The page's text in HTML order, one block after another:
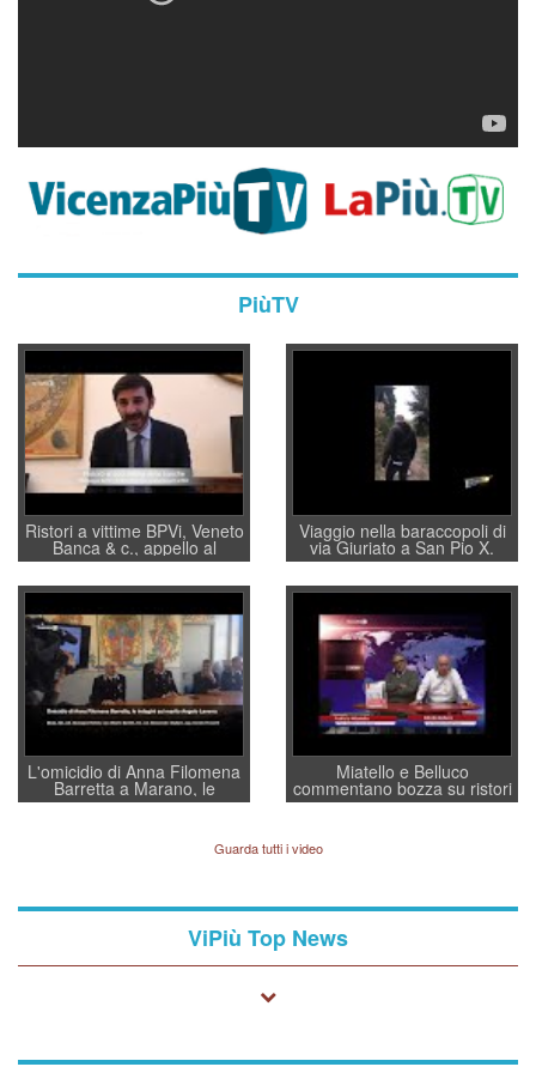
PiùTV
Ristori a vittime BPVi, Veneto
Banca & c., appello al
sottosegretario Alessio
Villarosa: per mettere ordine
convochi con Di Maio CNCU
a supporto della cabina di
regia al Mef
Viaggio nella baraccopoli di
via Giuriato a San Pio X.
Vicenza ai Vicentini: “faremo
un regalo di Natale ai
residenti”
L'omicidio di Anna Filomena
Barretta a Marano, le
indagini dei carabinieri di
Lavarra: più avvincenti di
quelle di... Barbara D'Urso
Miatello e Belluco
commentano bozza su ristori
BPVi e Veneto Banca
Guarda tutti i video
ViPiù Top News